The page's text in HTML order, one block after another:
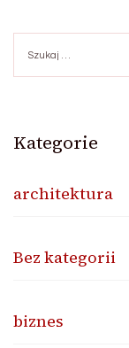
Kategorie
architektura
Bez kategorii
biznes